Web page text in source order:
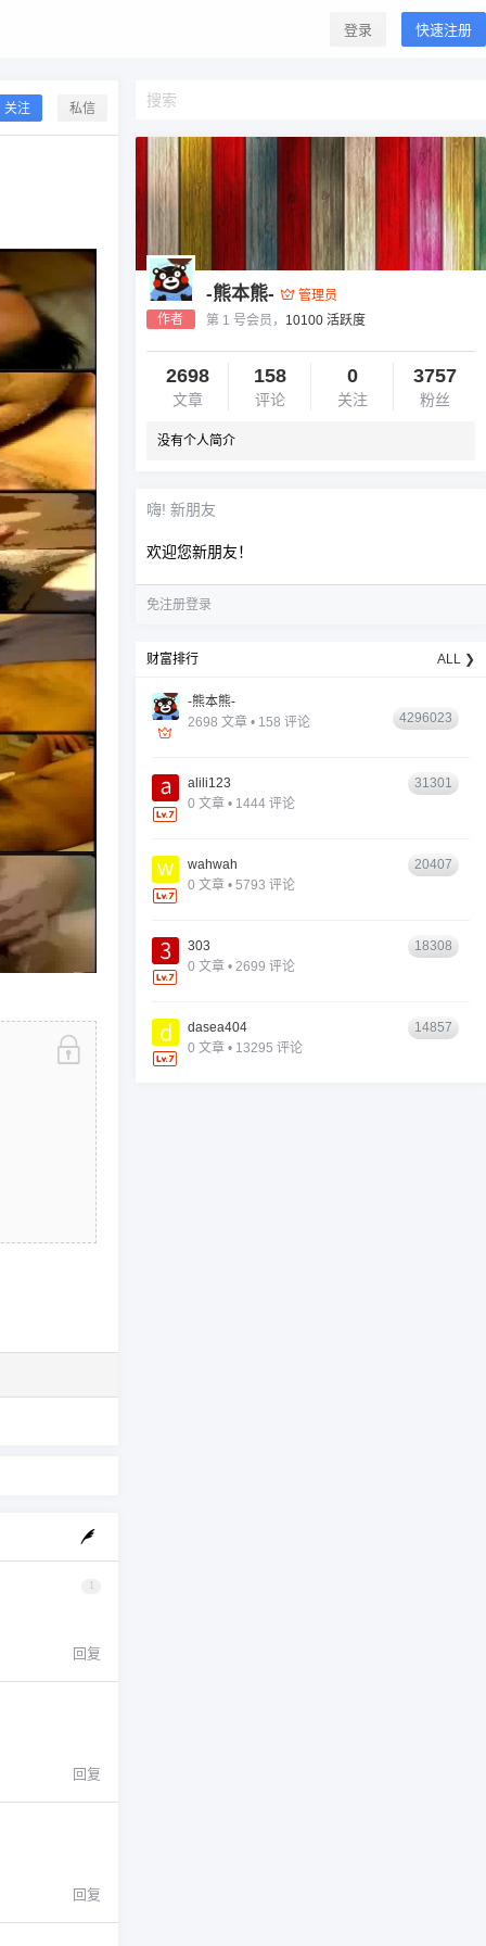
登录 快速注册
关注 私信
回复
回复
回复
作者
-熊本熊-
管理员
第 1 号会员， 10100 活跃度
2698
文章
158
评论
0
关注
3757
粉丝
没有个人简介
嗨! 新朋友
欢迎您新朋友！
免注册登录
财富排行 ALL ❯
-熊本熊-
2698 文章 • 158 评论
4296023
alili123
0 文章 • 1444 评论
31301
wahwah
0 文章 • 5793 评论
20407
303
0 文章 • 2699 评论
18308
dasea404
0 文章 • 13295 评论
14857